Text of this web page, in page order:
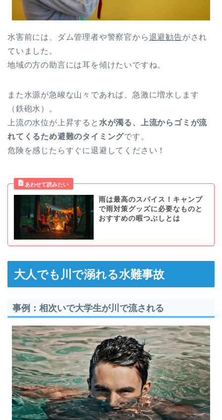
水害前には、ダム管理者や警察官から退避勧告がされ
ていました。
地域の方の助言には耳を傾けたいですね。
また水源が急峻な山々であれば、急激に増水します
（鉄砲水）。
上流の水位が上昇すると 水が濁る、上流からゴミが流
れてくるため避難のタイミングです。
危険を感じたらすぐに退避してください！
雨は最高のスパイス！キャンプ
で雨対策グッズに必要なものと
おすすめの暇つぶしとは
大人でも川で溺れる水難事故
事例：相次いで大学生が川で流される